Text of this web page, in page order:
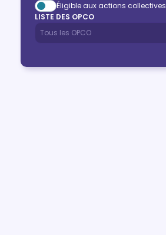
Éligible aux actions collectives
LISTE DES OPCO